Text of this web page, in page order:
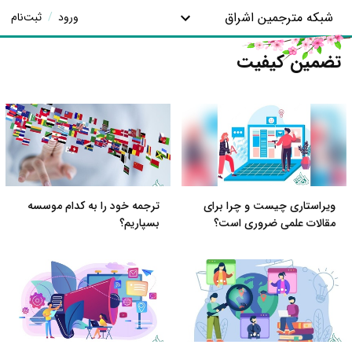
شبکه مترجمین اشراق ورود / ثبت‌نام
تضمین کیفیت
ویراستاری چیست و چرا برای
مقالات علمی ضروری است؟
ترجمه خود را به کدام موسسه
بسپاریم؟